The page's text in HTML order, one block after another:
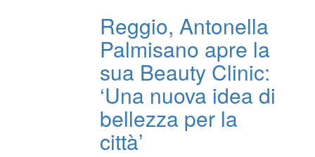
Reggio, Antonella
Palmisano apre la
sua Beauty Clinic:
‘Una nuova idea di
bellezza per la
città’